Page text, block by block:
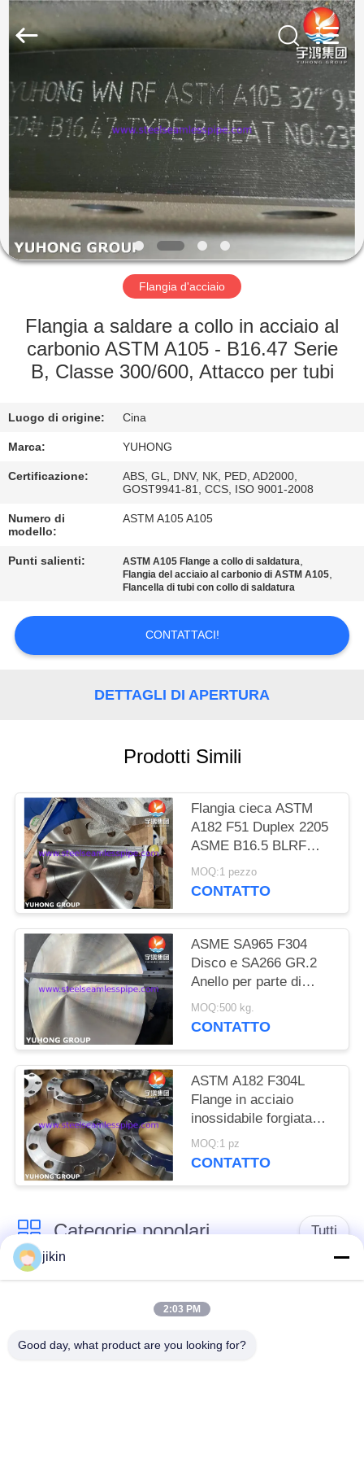
CASA
PRODOTTI
CIRCA
NOI
GIRO
FABBRICA
CONTROLLO
QUALITÀ
CONTATTICI
RICHIEDA
UNA
CITAZIONE
COMPANY
NEWS
PRIVACY
POLICY
Yuhong
Group
Flangia d'acciaio
Flangia a saldare a collo in acciaio al
carbonio ASTM A105 - B16.47 Serie
B, Classe 300/600, Attacco per tubi
Luogo di origine: Cina
Marca: YUHONG
Certificazione:
ABS, GL, DNV, NK, PED, AD2000,
GOST9941-81, CCS, ISO 9001-2008
Numero di
modello:
ASTM A105 A105
Punti salienti: ASTM A105 Flange a collo di saldatura,
Flangia del acciaio al carbonio di ASTM A105,
Flancella di tubi con collo di saldatura
CONTATTACI!
DETTAGLI DI APERTURA
Prodotti Simili
Flangia cieca ASTM
A182 F51 Duplex 2205
ASME B16.5 BLRF
Flangia in acciaio
duplex
MOQ:1 pezzo
CONTATTO
ASME SA965 F304
Disco e SA266 GR.2
Anello per parte di
scambiatore di calore
MOQ:500 kg.
CONTATTO
ASTM A182 F304L
Flange in acciaio
inossidabile forgiata
Flange a forma
speciale Flange
MOQ:1 pz
CONTATTO
Categorie popolari Tutti
Tubo senza cuciture
di acciaio inossidabile
jikin
2:03 PM
Good day, what product are you looking for?